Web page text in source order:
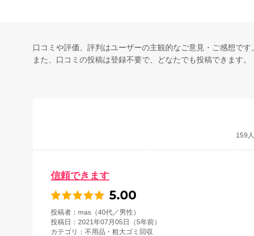
口コミや評価、評判はユーザーの主観的なご意見・ご感想です
また、口コミの投稿は登録不要で、どなたでも投稿できます。
159
信頼できます
5.00
投稿者
mas（40代／男性）
投稿日
2021年07月05日（5年前）
カテゴリ
不用品・粗大ゴミ回収